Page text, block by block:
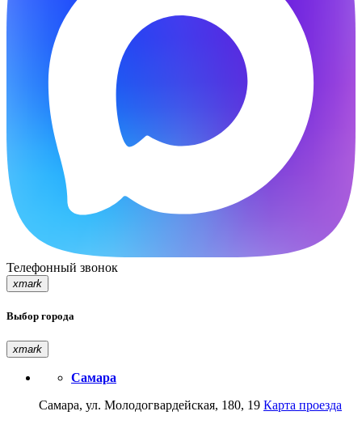
Телефонный звонок
xmark
Выбор города
xmark
Самара
Самара, ул. Молодогвардейская, 180, 19 Карта проезда